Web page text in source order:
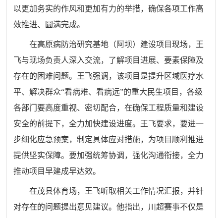
以更加务实的作风和更加有力的举措，确保各项工作高
效推进、圆满完成。
在高原病防治研究基地（阿坝）建设项目现场，王
飞与现场负责人深入交流，了解项目进展、要素保障及
存在的困难问题。王飞强调，该项目是提升区域医疗水
平、解决群众“看病难、看病远”的重大民生项目，各级
各部门要高度重视、密切配合，在确保工程质量和建设
安全的前提下，全力加快建设进度。王飞要求，要进一
步细化应急预案，制定具体应对措施，为项目顺利推进
提供坚实保障。要加强统筹协调，强化沟通衔接，全力
推动项目早建成早达效。
在茂县体育场，王飞听取相关工作情况汇报，并针
对存在的问题提出意见建议。他指出，川超赛事不仅是